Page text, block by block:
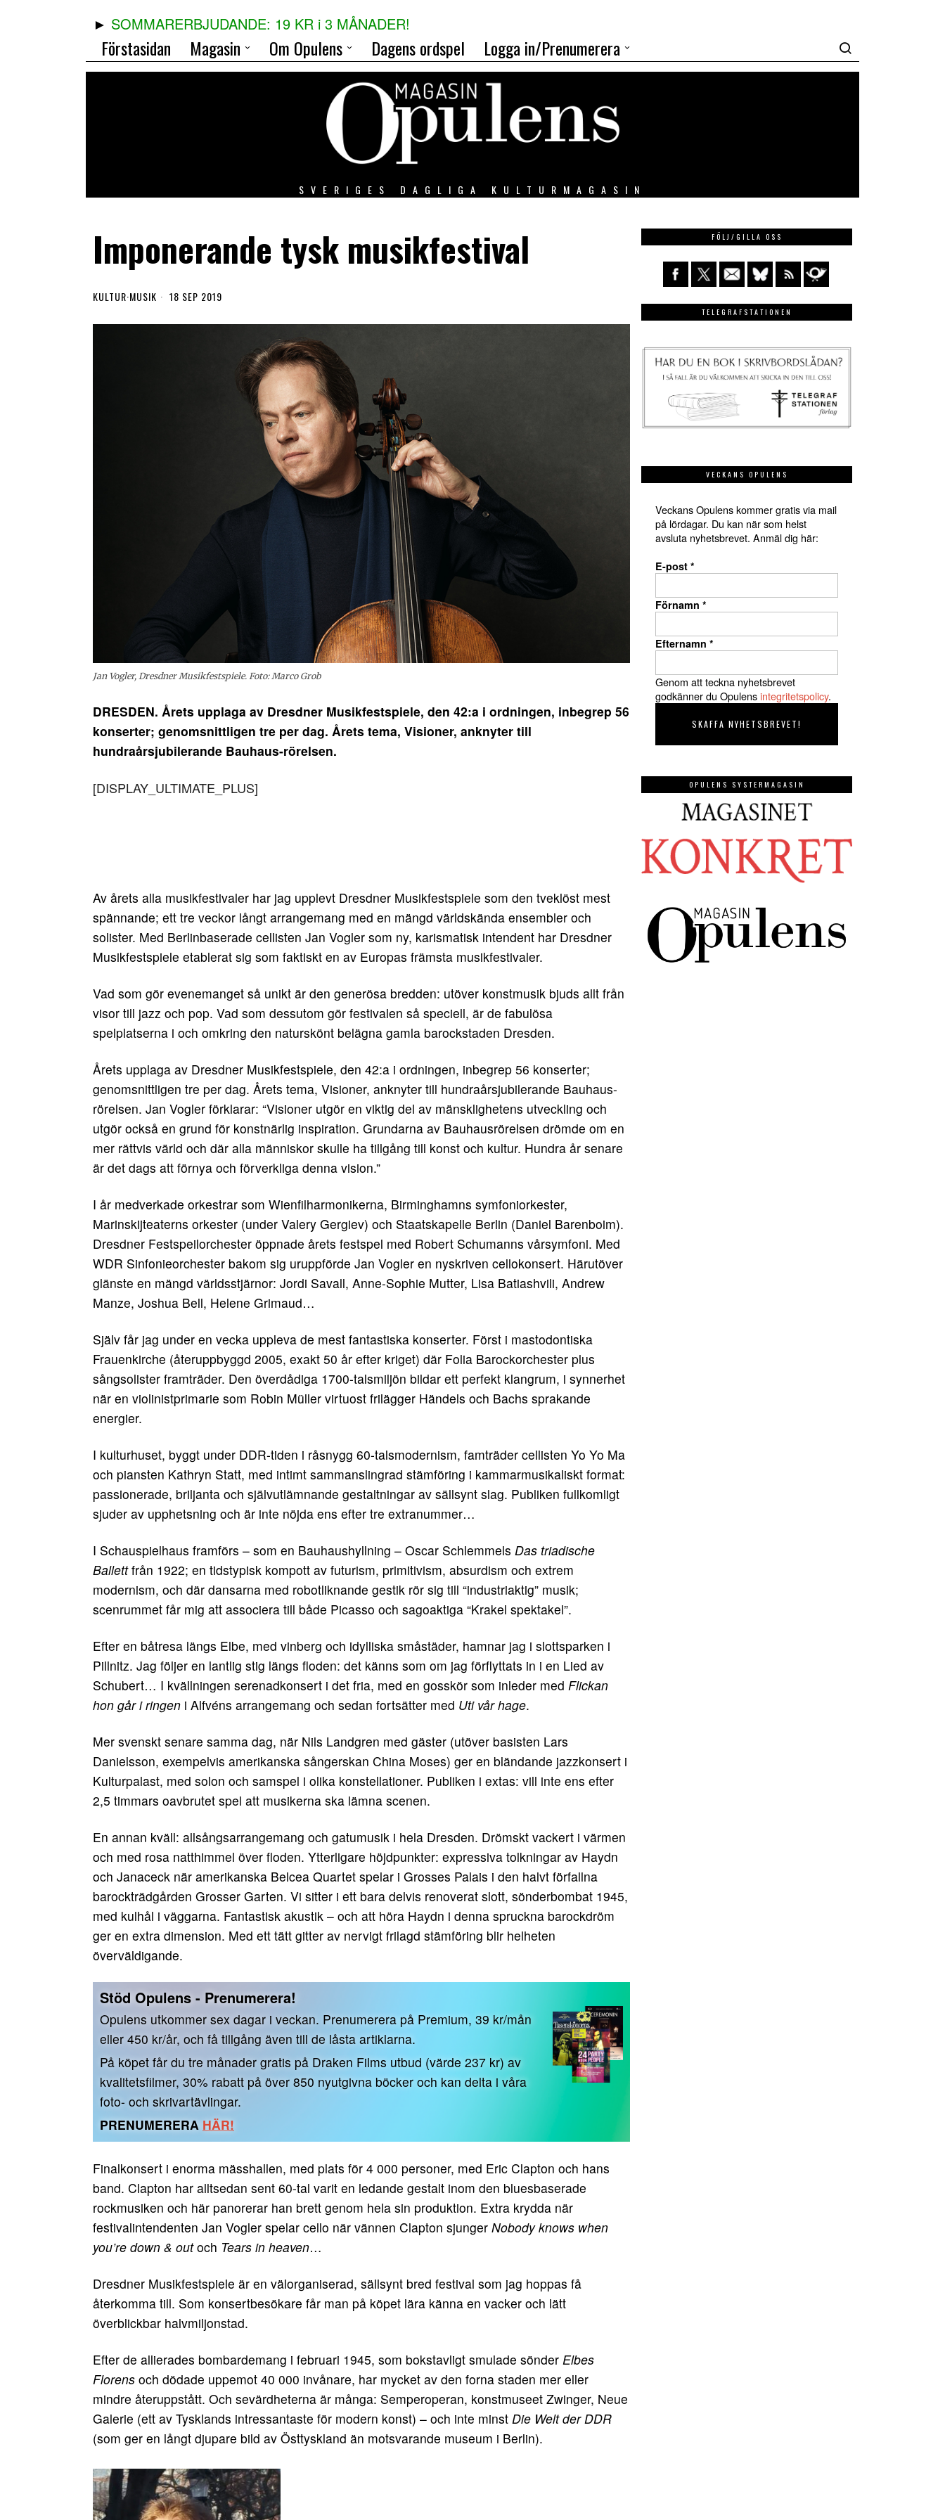
SOMMARERBJUDANDE: 19 KR i 3 MÅNADER!
Förstasidan Magasin Om Opulens Dagens ordspel Logga in/Prenumerera
SVERIGES DAGLIGA KULTURMAGASIN
Imponerande tysk musikfestival
KULTUR·MUSIK 18 SEP 2019
Jan Vogler, Dresdner Musikfestspiele. Foto: Marco Grob
DRESDEN. Årets upplaga av Dresdner Musikfestspiele, den 42:a i ordningen, inbegrep 56
konserter; genomsnittligen tre per dag. Årets tema, Visioner, anknyter till
hundraårsjubilerande Bauhaus-rörelsen.
[DISPLAY_ULTIMATE_PLUS]
Av årets alla musikfestivaler har jag upplevt Dresdner Musikfestspiele som den tveklöst mest
spännande; ett tre veckor långt arrangemang med en mängd världskända ensembler och
solister. Med Berlinbaserade cellisten Jan Vogler som ny, karismatisk intendent har Dresdner
Musikfestspiele etablerat sig som faktiskt en av Europas främsta musikfestivaler.
Vad som gör evenemanget så unikt är den generösa bredden: utöver konstmusik bjuds allt från
visor till jazz och pop. Vad som dessutom gör festivalen så speciell, är de fabulösa
spelplatserna i och omkring den naturskönt belägna gamla barockstaden Dresden.
Årets upplaga av Dresdner Musikfestspiele, den 42:a i ordningen, inbegrep 56 konserter;
genomsnittligen tre per dag. Årets tema, Visioner, anknyter till hundraårsjubilerande Bauhaus-
rörelsen. Jan Vogler förklarar: “Visioner utgör en viktig del av mänsklighetens utveckling och
utgör också en grund för konstnärlig inspiration. Grundarna av Bauhausrörelsen drömde om en
mer rättvis värld och där alla människor skulle ha tillgång till konst och kultur. Hundra år senare
är det dags att förnya och förverkliga denna vision.”
I år medverkade orkestrar som Wienfilharmonikerna, Birminghamns symfoniorkester,
Marinskijteaterns orkester (under Valery Gergiev) och Staatskapelle Berlin (Daniel Barenboim).
Dresdner Festspeilorchester öppnade årets festspel med Robert Schumanns vårsymfoni. Med
WDR Sinfonieorchester bakom sig uruppförde Jan Vogler en nyskriven cellokonsert. Härutöver
glänste en mängd världsstjärnor: Jordi Savall, Anne-Sophie Mutter, Lisa Batiashvili, Andrew
Manze, Joshua Bell, Helene Grimaud…
Själv får jag under en vecka uppleva de mest fantastiska konserter. Först i mastodontiska
Frauenkirche (återuppbyggd 2005, exakt 50 år efter kriget) där Folia Barockorchester plus
sångsolister framträder. Den överdådiga 1700-talsmiljön bildar ett perfekt klangrum, i synnerhet
när en violinistprimarie som Robin Müller virtuost frilägger Händels och Bachs sprakande
energier.
I kulturhuset, byggt under DDR-tiden i råsnygg 60-talsmodernism, famträder cellisten Yo Yo Ma
och piansten Kathryn Statt, med intimt sammanslingrad stämföring i kammarmusikaliskt format:
passionerade, briljanta och självutlämnande gestaltningar av sällsynt slag. Publiken fullkomligt
sjuder av upphetsning och är inte nöjda ens efter tre extranummer…
I Schauspielhaus framförs – som en Bauhaushyllning – Oscar Schlemmels Das triadische
Ballettfrån 1922; en tidstypisk kompott av futurism, primitivism, absurdism och extrem
modernism, och där dansarna med robotliknande gestik rör sig till “industriaktig” musik;
scenrummet får mig att associera till både Picasso och sagoaktiga “Krakel spektakel”.
Efter en båtresa längs Elbe, med vinberg och idylliska småstäder, hamnar jag i slottsparken i
Pillnitz. Jag följer en lantlig stig längs floden: det känns som om jag förflyttats in i en Lied av
Schubert… I kvällningen serenadkonsert i det fria, med en gosskör som inleder med Flickan
hon går i ringen i Alfvéns arrangemang och sedan fortsätter med Uti vår hage.
Mer svenskt senare samma dag, när Nils Landgren med gäster (utöver basisten Lars
Danielsson, exempelvis amerikanska sångerskan China Moses) ger en bländande jazzkonsert i
Kulturpalast, med solon och samspel i olika konstellationer. Publiken i extas: vill inte ens efter
2,5 timmars oavbrutet spel att musikerna ska lämna scenen.
En annan kväll: allsångsarrangemang och gatumusik i hela Dresden. Drömskt vackert i värmen
och med rosa natthimmel över floden. Ytterligare höjdpunkter: expressiva tolkningar av Haydn
och Janaceck när amerikanska Belcea Quartet spelar i Grosses Palais i den halvt förfallna
barockträdgården Grosser Garten. Vi sitter i ett bara delvis renoverat slott, sönderbombat 1945,
med kulhål i väggarna. Fantastisk akustik – och att höra Haydn i denna spruckna barockdröm
ger en extra dimension. Med ett tätt gitter av nervigt frilagd stämföring blir helheten
överväldigande.
Stöd Opulens - Prenumerera!
Opulens utkommer sex dagar i veckan. Prenumerera på Premium, 39 kr/mån
eller 450 kr/år, och få tillgång även till de låsta artiklarna.
På köpet får du tre månader gratis på Draken Films utbud (värde 237 kr) av
kvalitetsfilmer, 30% rabatt på över 850 nyutgivna böcker och kan delta i våra
foto- och skrivartävlingar.
PRENUMERERA HÄR!
Finalkonsert i enorma mässhallen, med plats för 4 000 personer, med Eric Clapton och hans
band. Clapton har alltsedan sent 60-tal varit en ledande gestalt inom den bluesbaserade
rockmusiken och här panorerar han brett genom hela sin produktion. Extra krydda när
festivalintendenten Jan Vogler spelar cello när vännen Clapton sjunger Nobody knows when
you’re down & outoch Tears in heaven…
Dresdner Musikfestspiele är en välorganiserad, sällsynt bred festival som jag hoppas få
återkomma till. Som konsertbesökare får man på köpet lära känna en vacker och lätt
överblickbar halvmiljonstad.
Efter de allierades bombardemang i februari 1945, som bokstavligt smulade sönder Elbes
Florens och dödade uppemot 40 000 invånare, har mycket av den forna staden mer eller
mindre återuppstått. Och sevärdheterna är många: Semperoperan, konstmuseet Zwinger, Neue
Galerie (ett av Tysklands intressantaste för modern konst) – och inte minst Die Welt der DDR
(som ger en långt djupare bild av Östtyskland än motsvarande museum i Berlin).
FÖLJ/GILLA OSS
TELEGRAFSTATIONEN
VECKANS OPULENS
Veckans Opulens kommer gratis via mail
på lördagar. Du kan när som helst
avsluta nyhetsbrevet. Anmäl dig här:
E-post *
Förnamn *
Efternamn *
Genom att teckna nyhetsbrevet
godkänner du Opulensintegritetspolicy.
OPULENS SYSTERMAGASIN